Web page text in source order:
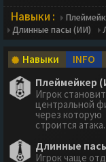
Навыки :
Длинные пасы (ИИ)
Навыки INFO
Плеймейкер
Игрок
центральной
через которую
строится атака.
Длинные
Игрок чаще